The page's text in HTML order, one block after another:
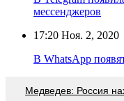
мессенджеров
17:20 Ноя. 2, 2020
В WhatsApp
Медведев: Россия